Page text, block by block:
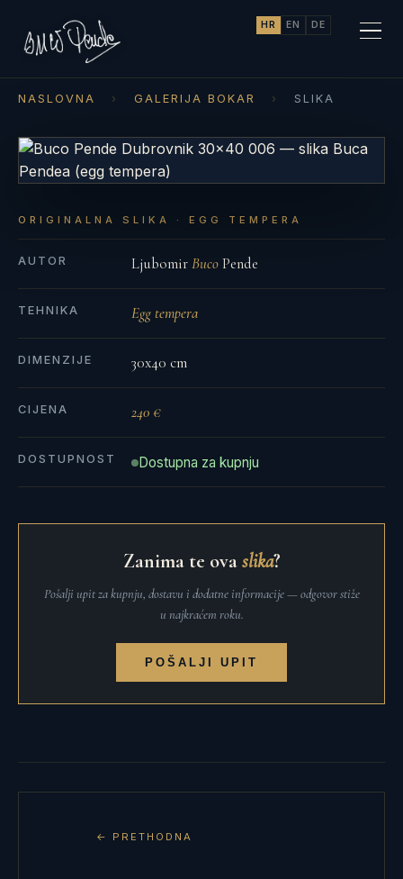
HR EN DE
NASLOVNA › GALERIJA BOKAR › SLIKA
ORIGINALNA SLIKA · EGG TEMPERA
AUTOR LjubomirBucoPende
TEHNIKA Egg tempera
DIMENZIJE 30x40 cm
CIJENA 240 €
DOSTUPNOST Dostupna za kupnju
Zanima te ovaslika?
Pošalji upit za kupnju, dostavu i dodatne informacije — odgovor stiže
u najkraćem roku.
POŠALJI UPIT
← PRETHODNA